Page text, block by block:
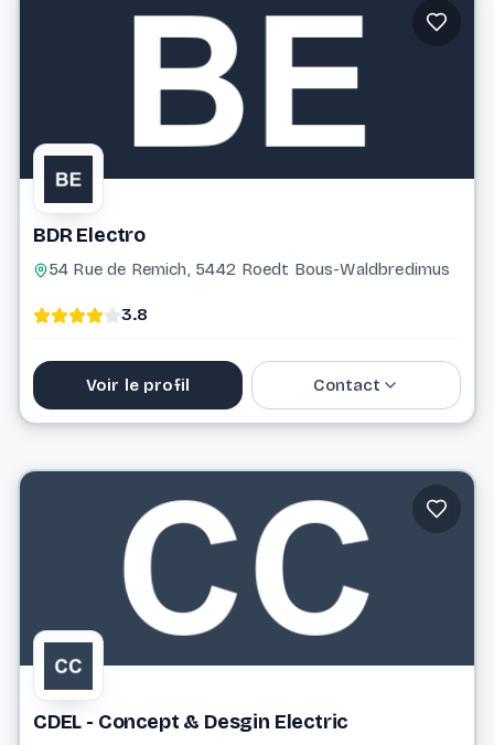
BDR Electro
54 Rue de Remich, 5442 Roedt Bous-Waldbredimus
3.8
Voir le profil Contact
bdrelectro@pt.lu
CDEL - Concept & Desgin Electric